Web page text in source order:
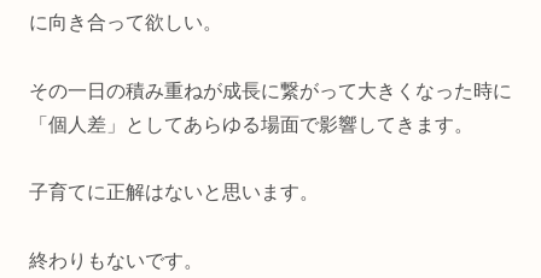
に向き合って欲しい。
その一日の積み重ねが成長に繋がって大きくなった時に
「個人差」としてあらゆる場面で影響してきます。
子育てに正解はないと思います。
終わりもないです。